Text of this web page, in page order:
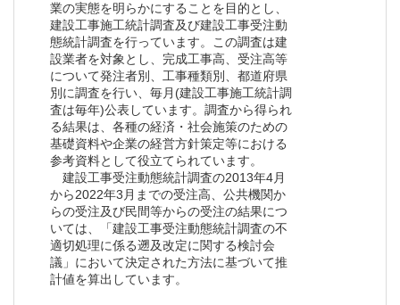
業の実態を明らかにすることを目的とし、
建設工事施工統計調査及び建設工事受注動
態統計調査を行っています。この調査は建
設業者を対象とし、完成工事高、受注高等
について発注者別、工事種類別、都道府県
別に調査を行い、毎月(建設工事施工統計調
査は毎年)公表しています。調査から得られ
る結果は、各種の経済・社会施策のための
基礎資料や企業の経営方針策定等における
参考資料として役立てられています。
建設工事受注動態統計調査の2013年4月
から2022年3月までの受注高、公共機関か
らの受注及び民間等からの受注の結果につ
いては、「建設工事受注動態統計調査の不
適切処理に係る遡及改定に関する検討会
議」において決定された方法に基づいて推
計値を算出しています。